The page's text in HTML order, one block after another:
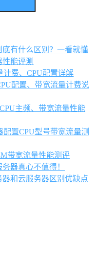
有什么区别？一看就懂
能评测
计费、CPU配置详解
配置、带宽流量计费说
主频、带宽流量性能
置CPU型号带宽流量测
带宽流量性能测评
器真心不值得！
和云服务器区别优缺点